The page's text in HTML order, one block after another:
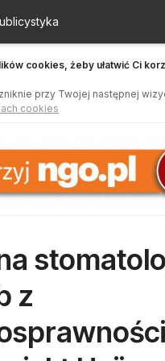
- ngo.pl
cookies, żeby ułatwić Ci
przy Twojej następnej
cookies
z